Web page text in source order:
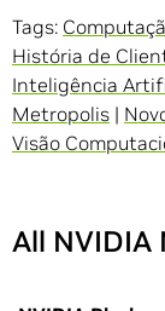
Tags:
História de
Inteligência
Metropolis |
Visão
All NVIDIA